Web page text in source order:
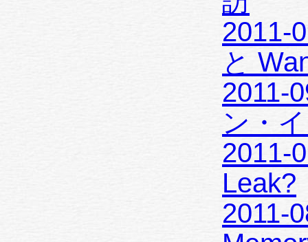
2011-
と
2011-
ン・
2011-
Leak?
2011-